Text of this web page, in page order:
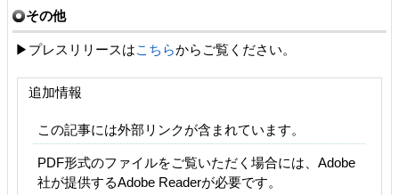
その他
▶プレスリリースはこちらからご覧ください。
追加情報
この記事には外部リンクが含まれています。
PDF形式のファイルをご覧いただく場合には、Adobe
社が提供するAdobe Readerが必要です。